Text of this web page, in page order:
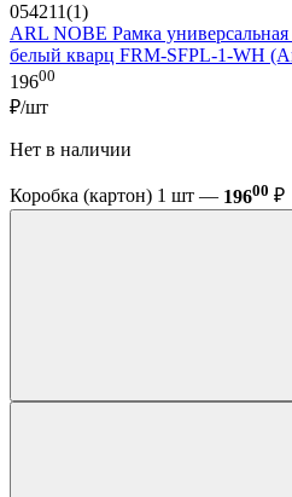
054211(1)
ARL NOBE Рамка универсальная
белый кварц FRM-SFPL-1-WH
19600
₽/шт
Нет в наличии
Коробка (картон) 1 шт — 19600 ₽